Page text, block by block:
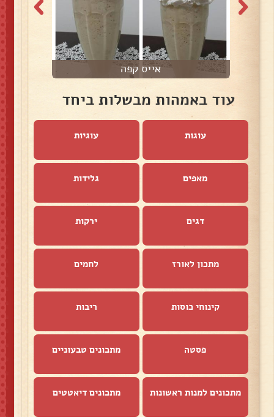
אייס קפה
עוד באמהות מבשלות ביחד
עוגות עוגיות
מאפים גלידות
דגים ירקות
מתכון לאורז לחמים
קינוחי כוסות ריבות
פסטה מתכונים טבעוניים
מתכונים למנות ראשונות מתכונים דיאטטים